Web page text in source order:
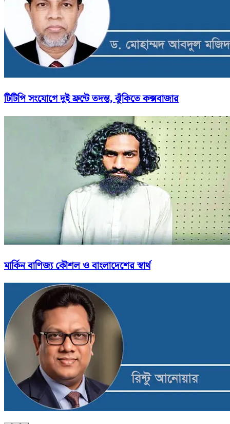
টিটিপি সংযোগে দুই ফ্রন্টে তদন্ত, ঝুঁকিতে কক্সবাজার
মার্কিন বাণিজ্য কৌশল ও বাংলাদেশের স্বার্থ